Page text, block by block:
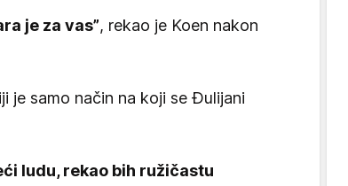
je za vas”, rekao je Koen nakon
je samo način na koji se Đulijani
ludu, rekao bih ružičastu